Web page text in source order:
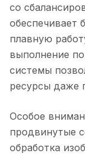
со
обеспечивает
плавную
выполнение
системы
ресурсы даже
Особое
продвинутые
обработка